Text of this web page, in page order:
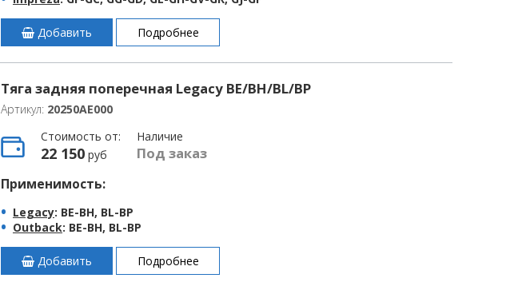
Добавить Подробнее
Тяга задняя поперечная Legacy BE/BH/BL/BP
Артикул: 20250AE000
Стоимость от:
22 150руб
Наличие
Под заказ
Применимость:
Legacy: BE-BH, BL-BP
Outback: BE-BH, BL-BP
Добавить Подробнее